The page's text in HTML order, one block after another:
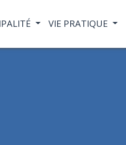
VIE PRATIQUE